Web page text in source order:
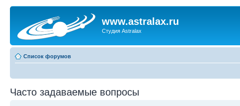
www.astralax.ru
Студия Astralax
Список форумов
Часто задаваемые вопросы